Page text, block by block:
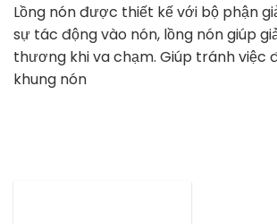
Lồng nón được thiết kế với bộ phận
sự tác động vào nón, lồng nón giúp
thương khi va chạm. Giúp tránh việc
khung nón